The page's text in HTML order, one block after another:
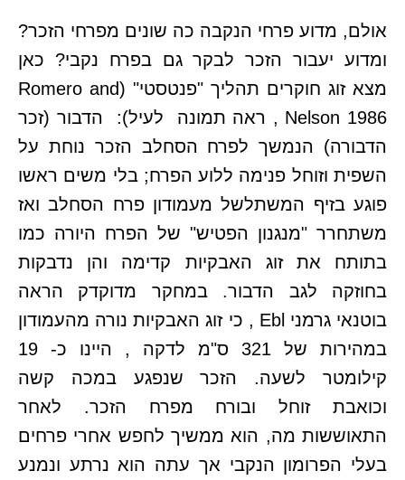
אולם, מדוע פרחי הנקבה כה שונים מפרחי הזכר?
ומדוע יעבור הזכר לבקר גם בפרח נקבי? כאן
מצא זוג חוקרים תהליך "פנטסטי" (Romero and
Nelson 1986 , ראה תמונה לעיל): הדבור (זכר
הדבורה) הנמשך לפרח הסחלב הזכר נוחת על
השפית וזוחל פנימה ללוע הפרח; בלי משים ראשו
פוגע בזיף המשתלשל מעמודון פרח הסחלב ואז
משתחרר "מנגנון הפטיש" של הפרח היורה כמו
בתותח את זוג האבקיות קדימה והן נדבקות
בחוזקה לגב הדבור. במחקר מדוקדק הראה
בוטנאי גרמני Ebl , כי זוג האבקיות נורה מהעמודון
במהירות של 321 ס"מ לדקה , היינו כ- 19
קילומטר לשעה. הזכר שנפגע במכה קשה
וכואבת זוחל ובורח מפרח הזכר. לאחר
התאוששות מה, הוא ממשיך לחפש אחרי פרחים
בעלי הפרומון הנקבי אך עתה הוא נרתע ונמנע